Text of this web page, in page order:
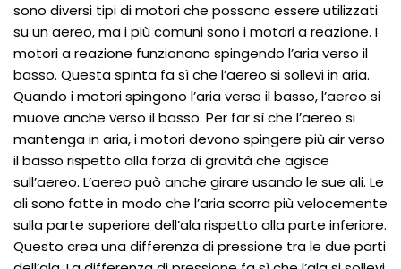
sono diversi tipi di motori che possono essere utilizzati
su un aereo, ma i più comuni sono i motori a reazione. I
motori a reazione funzionano spingendo l’aria verso il
basso. Questa spinta fa sì che l’aereo si sollevi in aria.
Quando i motori spingono l’aria verso il basso, l’aereo si
muove anche verso il basso. Per far sì che l’aereo si
mantenga in aria, i motori devono spingere più air verso
il basso rispetto alla forza di gravità che agisce
sull’aereo. L’aereo può anche girare usando le sue ali. Le
ali sono fatte in modo che l’aria scorra più velocemente
sulla parte superiore dell’ala rispetto alla parte inferiore.
Questo crea una differenza di pressione tra le due parti